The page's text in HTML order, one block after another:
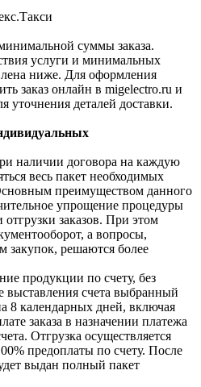
суммы заказа.
услуги и минимальных
ниже. Для оформления
заказ онлайн в migelectro.ru и
уточнения деталей доставки.
наличии договора на каждую
весь пакет необходимых
преимуществом данного
упрощение процедуры
заказов. При этом
а вопросы,
закупок, решаются более
продукции по счету, без
выставления счета выбранный
8 календарных дней, включая
заказа в назначении платежа
Отгрузка осуществляется
предоплаты по счету. После
выдан полный пакет